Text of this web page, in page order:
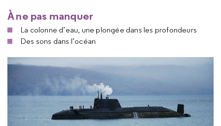
À ne pas manquer
La colonne d’eau, une plongée dans les profondeurs
Des sons dans l’océan